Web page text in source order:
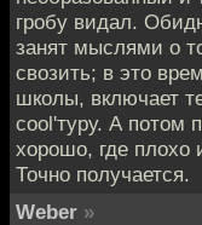
гробу видал.
занят мыслями о
свозить; в это
школы, включает
cool'туру. А потом
хорошо, где плохо
Точно получается.
Webеr »